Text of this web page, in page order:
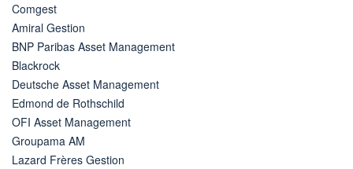
Comgest
Amiral Gestion
BNP Paribas Asset Management
Blackrock
Deutsche Asset Management
Edmond de Rothschild
OFI Asset Management
Groupama AM
Lazard Frères Gestion